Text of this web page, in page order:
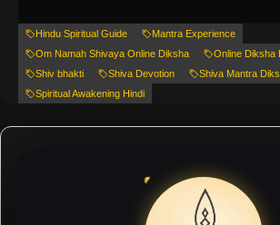
Hindu Spiritual Guide
Mantra Experience
Om Namah Shivaya Online Diksha
Online Diksha
Shiv bhakti
Shiva Devotion
Shiva Mantra
Spiritual Awakening Hindi